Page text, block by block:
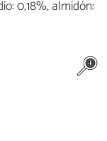
0,18%, almidón: